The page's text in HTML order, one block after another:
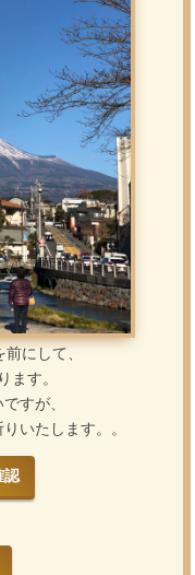
にして、
ます。
すが、
いたします。。
認